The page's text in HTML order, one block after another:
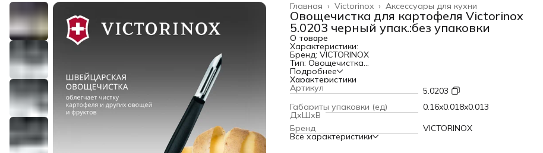
Аксессуары для кухни
Victorinox ›
Главная ›
Овощечистка для картофеля Victorinox
5.0203 черный упак.:без упаковки
О товаре
Характеристики:
Бренд: VICTORINOX
Тип: Овощечистка
Модель: 5.0203
PartNumber/Артикул Производителя: 5.0203
Описание: Удобный и практичный нож для чистки картофеля
подходит также для других овощей и фруктов. Двусторонняя
режущая кромка позволяет с одинаковым удобством
пользоваться ножом как правшам, так и левшам. В данной
модели рукоять черная из полимера (нейлон), лезвие из
нержавеющей стали.
Назначение: для картофеля
Подробнее
Характеристики
Артикул
5.0203
Габариты упаковки (ед)
ДхШхВ
0.16x0.018x0.013
Бренд
VICTORINOX
Все характеристики